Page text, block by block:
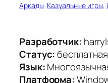
Аркады, Казуальные игры,
Разработчик:
Статус:бесплатная
Язык:
Платформа: